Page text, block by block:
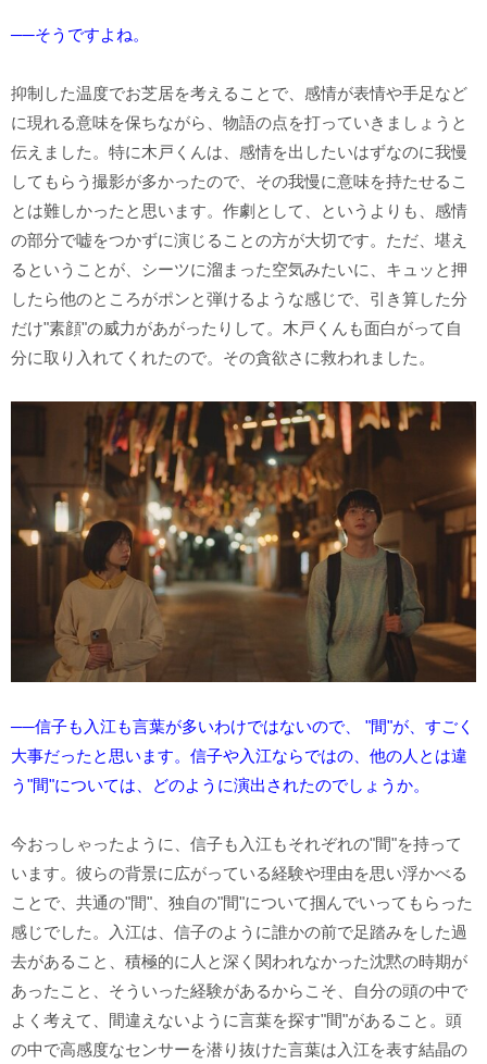
──そうですよね。
抑制した温度でお芝居を考えることで、感情が表情や手足など
に現れる意味を保ちながら、物語の点を打っていきましょうと
伝えました。特に木戸くんは、感情を出したいはずなのに我慢
してもらう撮影が多かったので、その我慢に意味を持たせるこ
とは難しかったと思います。作劇として、というよりも、感情
の部分で嘘をつかずに演じることの方が大切です。ただ、堪え
るということが、シーツに溜まった空気みたいに、キュッと押
したら他のところがポンと弾けるような感じで、引き算した分
だけ"素顔"の威力があがったりして。木戸くんも面白がって自
分に取り入れてくれたので。その貪欲さに救われました。
──信子も入江も言葉が多いわけではないので、 "間"が、すごく
大事だったと思います。信子や入江ならではの、他の人とは違
う"間"については、どのように演出されたのでしょうか。
今おっしゃったように、信子も入江もそれぞれの"間"を持って
います。彼らの背景に広がっている経験や理由を思い浮かべる
ことで、共通の"間"、独自の"間"について掴んでいってもらった
感じでした。入江は、信子のように誰かの前で足踏みをした過
去があること、積極的に人と深く関われなかった沈黙の時期が
あったこと、そういった経験があるからこそ、自分の頭の中で
よく考えて、間違えないように言葉を探す"間"があること。頭
の中で高感度なセンサーを潜り抜けた言葉は入江を表す結晶の